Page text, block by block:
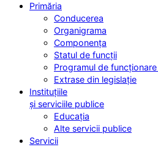
Primăria
Conducerea
Organigrama
Componența
Statul de funcții
Programul de
Extrase din legislație
Instituțiile
și serviciile publice
Educația
Alte servicii publice
Servicii